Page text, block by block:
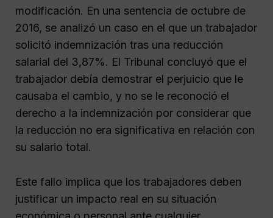
modificación. En una sentencia de octubre de
2016, se analizó un caso en el que un trabajador
solicitó indemnización tras una reducción
salarial del 3,87%. El Tribunal concluyó que el
trabajador debía demostrar el perjuicio que le
causaba el cambio, y no se le reconoció el
derecho a la indemnización por considerar que
la reducción no era significativa en relación con
su salario total.
Este fallo implica que los trabajadores deben
justificar un impacto real en su situación